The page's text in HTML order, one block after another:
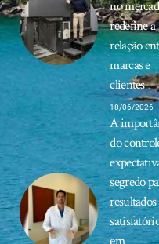
no
redefine a
relação
marcas e
clientes
18/06/2026
A
do
segredo
resultados